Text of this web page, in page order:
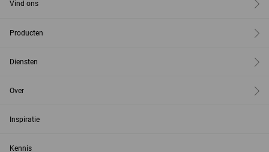
Vind ons
Producten
Diensten
Over
Inspiratie
Kennis